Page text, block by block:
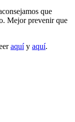
que
Mejor prevenir que
aquíy aquí.